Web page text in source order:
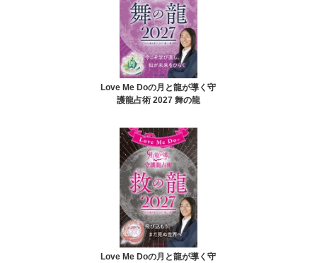
Love Me Doの月と龍が導く守
護龍占術 2027 舞の龍
Love Me Doの月と龍が導く守